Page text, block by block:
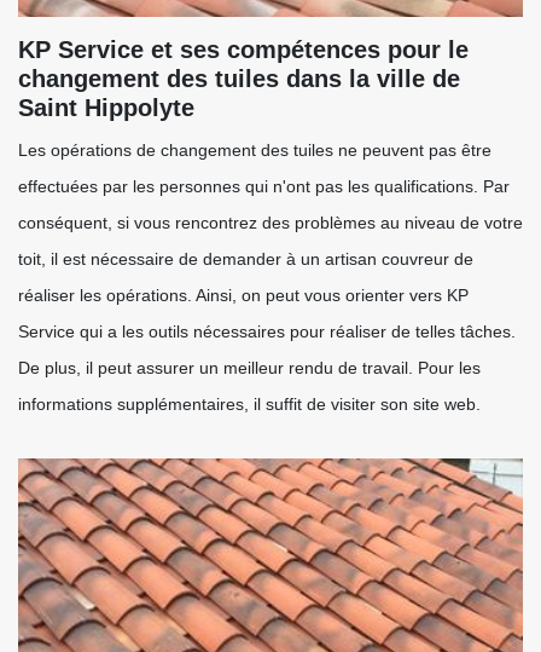
KP Service et ses compétences pour le
changement des tuiles dans la ville de
Saint Hippolyte
Les opérations de changement des tuiles ne peuvent pas être
effectuées par les personnes qui n'ont pas les qualifications. Par
conséquent, si vous rencontrez des problèmes au niveau de votre
toit, il est nécessaire de demander à un artisan couvreur de
réaliser les opérations. Ainsi, on peut vous orienter vers KP
Service qui a les outils nécessaires pour réaliser de telles tâches.
De plus, il peut assurer un meilleur rendu de travail. Pour les
informations supplémentaires, il suffit de visiter son site web.